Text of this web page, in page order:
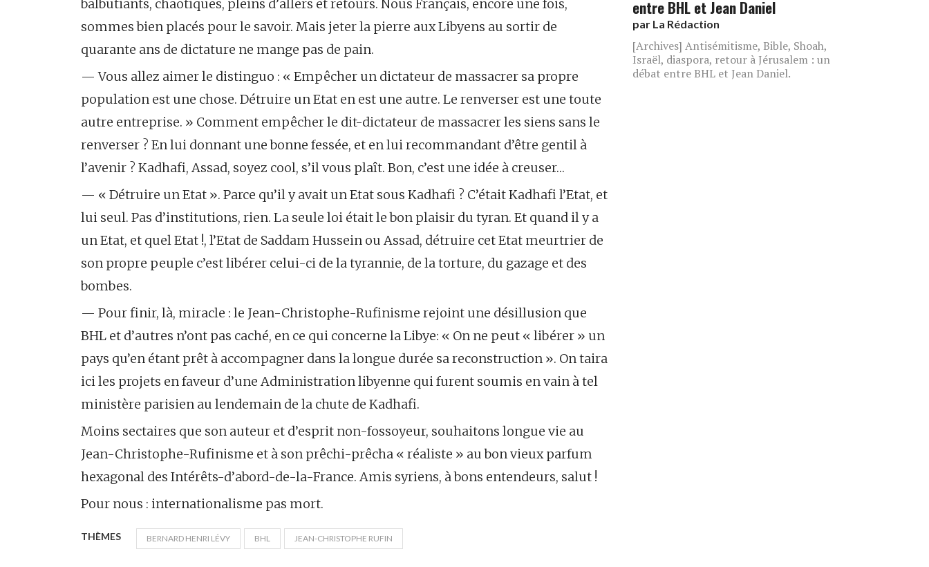
balbutiants, chaotiques, pleins d’allers et retours. Nous Français, encore une fois,
sommes bien placés pour le savoir. Mais jeter la pierre aux Libyens au sortir de
quarante ans de dictature ne mange pas de pain.
— Vous allez aimer le distinguo : « Empêcher un dictateur de massacrer sa propre
population est une chose. Détruire un Etat en est une autre. Le renverser est une toute
autre entreprise. » Comment empêcher le dit-dictateur de massacrer les siens sans le
renverser ? En lui donnant une bonne fessée, et en lui recommandant d’être gentil à
l’avenir ? Kadhafi, Assad, soyez cool, s’il vous plaît. Bon, c’est une idée à creuser…
— « Détruire un Etat ». Parce qu’il y avait un Etat sous Kadhafi ? C’était Kadhafi l’Etat, et
lui seul. Pas d’institutions, rien. La seule loi était le bon plaisir du tyran. Et quand il y a
un Etat, et quel Etat !, l’Etat de Saddam Hussein ou Assad, détruire cet Etat meurtrier de
son propre peuple c’est libérer celui-ci de la tyrannie, de la torture, du gazage et des
bombes.
— Pour finir, là, miracle : le Jean-Christophe-Rufinisme rejoint une désillusion que
BHL et d’autres n’ont pas caché, en ce qui concerne la Libye: « On ne peut « libérer » un
pays qu’en étant prêt à accompagner dans la longue durée sa reconstruction ». On taira
ici les projets en faveur d’une Administration libyenne qui furent soumis en vain à tel
ministère parisien au lendemain de la chute de Kadhafi.
Moins sectaires que son auteur et d’esprit non-fossoyeur, souhaitons longue vie au
Jean-Christophe-Rufinisme et à son prêchi-prêcha « réaliste » au bon vieux parfum
hexagonal des Intérêts-d’abord-de-la-France. Amis syriens, à bons entendeurs, salut !
Pour nous : internationalisme pas mort.
THÈMES BERNARD HENRI LÉVY BHL JEAN-CHRISTOPHE RUFIN
entre BHL et Jean Daniel
par La Rédaction
[Archives] Antisémitisme, Bible, Shoah,
Israël, diaspora, retour à Jérusalem : un
débat entre BHL et Jean Daniel.